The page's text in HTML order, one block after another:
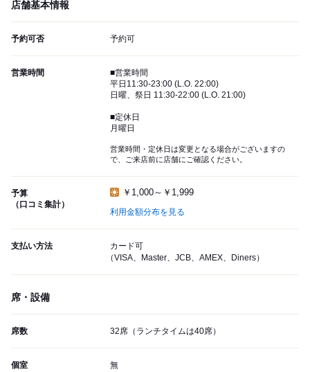
店舗基本情報
予約可否 予約可
営業時間
■営業時間
平日11:30-23:00 (L.O. 22:00)
日曜、祭日 11:30-22:00 (L.O. 21:00)
■定休日
月曜日
営業時間・定休日は変更となる場合がございますの
で、ご来店前に店舗にご確認ください。
予算
（口コミ集計）
￥1,000～￥1,999
利用金額分布を見る
支払い方法
カード可
（VISA、Master、JCB、AMEX、Diners）
席・設備
席数 32席（ランチタイムは40席）
個室 無